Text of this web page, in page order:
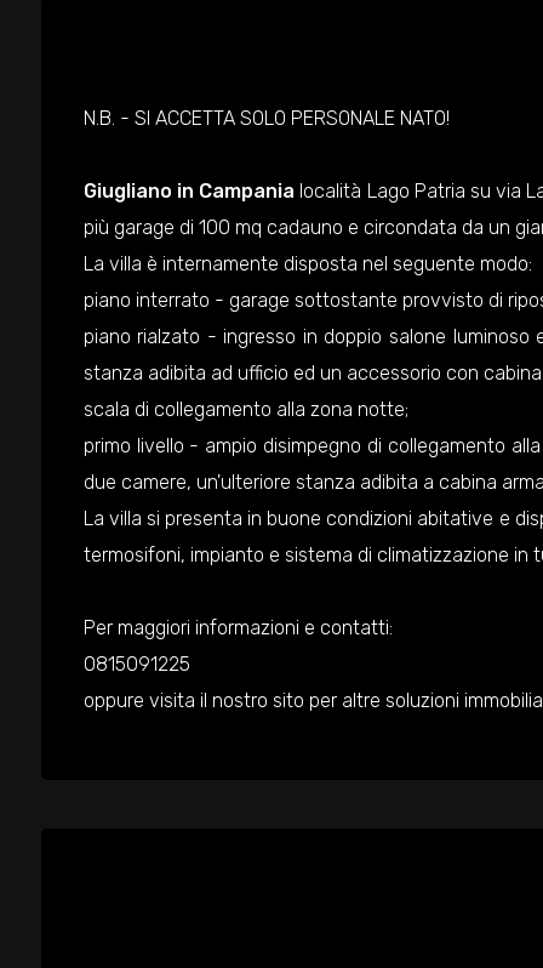
N.B. - SI ACCETTA SOLO PERSONALE NATO!
Giugliano in Campania località Lago Patria su via
più garage di 100 mq cadauno e circondata da un
La villa è internamente disposta nel seguente modo:
piano interrato - garage sottostante provvisto di
piano rialzato - ingresso in doppio salone
stanza adibita ad ufficio ed un accessorio con
scala di collegamento alla zona notte;
primo livello - ampio disimpegno di collegamento
due camere, un'ulteriore stanza adibita a cabina
La villa si presenta in buone condizioni abitative e
termosifoni, impianto e sistema di climatizzazione
Per maggiori informazioni e contatti:
0815091225
oppure visita il nostro sito per altre soluzioni